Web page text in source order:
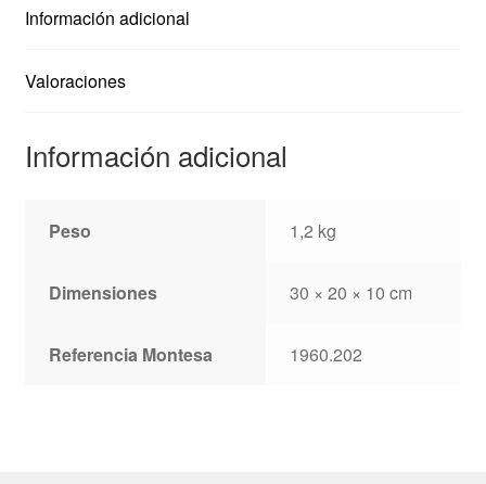
Información adicional
Valoraciones
Información adicional
Peso 1,2 kg
Dimensiones 30 × 20 × 10 cm
Referencia Montesa 1960.202